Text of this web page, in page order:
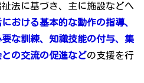
法に基づき、主に施設などへ
における基本的な動作の指導、
な訓練、知識技能の付与、集
の交流の促進などの支援を行